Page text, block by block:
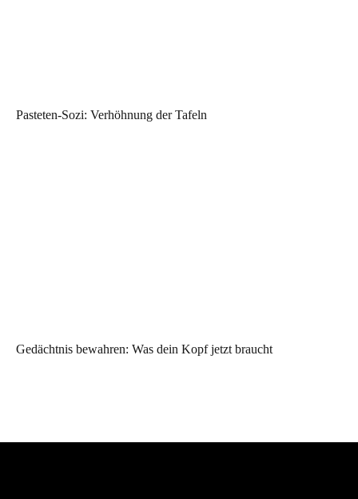
Pasteten-Sozi: Verhöhnung der Tafeln
Gedächtnis bewahren: Was dein Kopf jetzt braucht